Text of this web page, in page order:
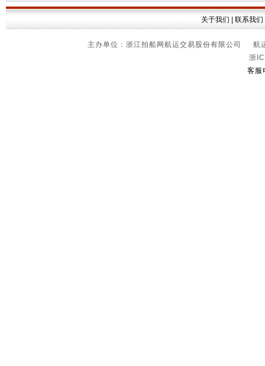
关于我们 联系我们
主办单位：浙江拍船网航运交易股份有限公司
浙
客服